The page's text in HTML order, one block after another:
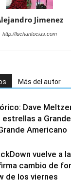
Jimenez
http://luchantocias.com
Más del autor
Dave
estrellas a
Americano
vuelve a
cambio de
de los viernes